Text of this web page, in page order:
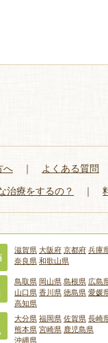
へ ｜ よくある質問
治療をするの？ ｜
滋賀県大阪府京都府兵庫
奈良県和歌山県
鳥取県岡山県島根県 広島
山口県香川県徳島県愛媛
高知県
大分県福岡県佐賀県長崎
熊本県宮崎県 鹿児島県
沖縄県